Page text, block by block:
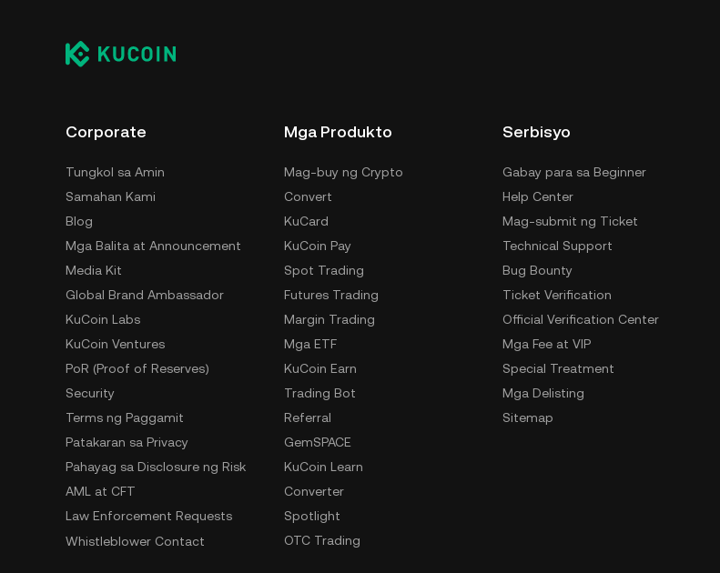
Corporate
Tungkol sa Amin
Samahan Kami
Blog
Mga Balita at Announcement
Media Kit
Global Brand Ambassador
KuCoin Labs
KuCoin Ventures
PoR (Proof of Reserves)
Security
Terms ng Paggamit
Patakaran sa Privacy
Pahayag sa Disclosure ng Risk
AML at CFT
Law Enforcement Requests
Whistleblower Contact
Mga Produkto
Mag-buy ng Crypto
Convert
KuCard
KuCoin Pay
Spot Trading
Futures Trading
Margin Trading
Mga ETF
KuCoin Earn
Trading Bot
Referral
GemSPACE
KuCoin Learn
Converter
Spotlight
OTC Trading
Serbisyo
Gabay para sa Beginner
Help Center
Mag-submit ng Ticket
Technical Support
Bug Bounty
Ticket Verification
Official Verification Center
Mga Fee at VIP
Special Treatment
Mga Delisting
Sitemap